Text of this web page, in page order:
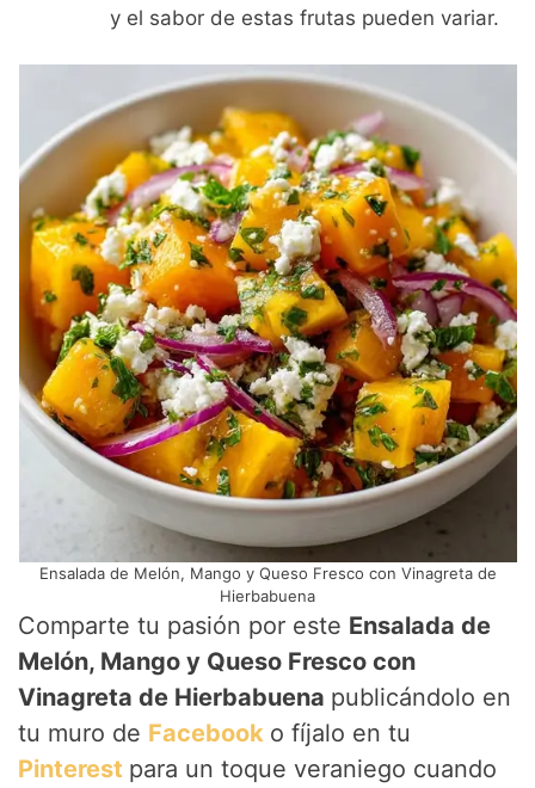
y el sabor de estas frutas pueden variar.
Ensalada de Melón, Mango y Queso Fresco con Vinagreta de
Hierbabuena
Comparte tu pasión por este Ensalada de
Melón, Mango y Queso Fresco con
Vinagreta de Hierbabuena publicándolo en
tu muro de Facebook o fíjalo en tu
Pinterest para un toque veraniego cuando